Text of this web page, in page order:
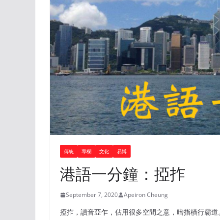
傳統 專欄 文化 易博
港語一分鐘：掗拃
September 7, 2020 Apeiron Cheung
掗拃，讀音亞乍，佔用很多空間之意，暗指橫行霸